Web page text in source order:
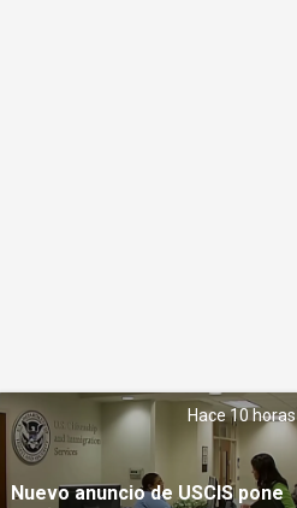
Hace 10 horas
Nuevo anuncio de USCIS pone